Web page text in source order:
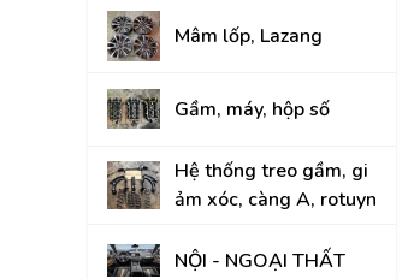
Mâm lốp, Lazang
Gầm, máy, hộp số
Hệ thống treo gầm, gi
ảm xóc, càng A, rotuyn
NỘI - NGOẠI THẤT